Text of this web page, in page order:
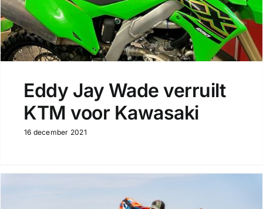
Eddy Jay Wade verruilt
KTM voor Kawasaki
16 december 2021